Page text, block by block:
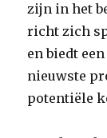
zijn in het
richt zich
en biedt
nieuwste
potentiële